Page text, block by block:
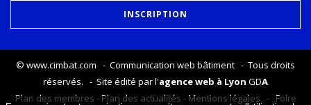
© www.cimbat.com - Communication web bâtiment - Tous droits
réservés. - Site édité par l'agence web à Lyon GDA
Plan des membres -Plan des actualités -Mentions légales - Foire